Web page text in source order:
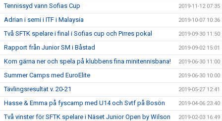
Tennissyd vann Sofias Cup 2019-11-12 07:35
Adrian i semi i ITF i Malaysia 2019-10-07 10:36
Två SFTK spelare i final i Sofias cup och Pirres pokal 2019-09-30 11:50
Rapport från Junior SM i Båstad 2019-09-02 15:01
Kom gärna ner och spela på klubbens fina minitennisbana! 2019-06-30 11:00
Summer Camps med EuroElite 2019-06-30 10:00
Tävlingsresultat v. 20-21 2019-05-27 12:41
Hasse & Emma på fyscamp med U14 och Svtf på Bosön 2019-04-06 23:40
Två vinster för SFTK spelare i Näset Junior Open by Wilson 2019-02-03 16:49